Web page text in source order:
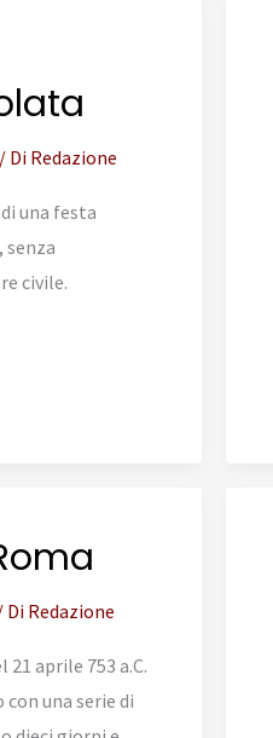
/ Di Redazione
una festa
civile.
DiRedazione
aprile 753 a.C.
una serie di